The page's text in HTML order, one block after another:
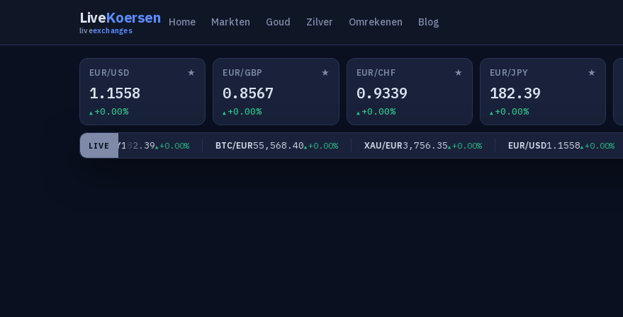
LiveKoersen
liveexchanges
Home Markten Goud Zilver Omrekenen Blog
EUR/USD ★
1.1558
+0.00%
EUR/GBP ★
0.8567
+0.00%
EUR/CHF ★
0.9339
+0.00%
EUR/JPY ★
182.39
+0.00%
LIVE
EUR/JPY 182.39 +0.00% BTC/EUR55,568.40 +0.00% XAU/EUR3,756.35 +0.00% EUR/USD1.1558 +0.00%